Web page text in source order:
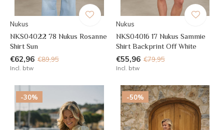
Nukus
NKS04022 78 Nukus Rosanne
Shirt Sun
€62,96 €89,95
Incl. btw
Nukus
NKS04016 17 Nukus Sammie
Shirt Backprint Off White
€55,96 €79,95
Incl. btw
-30% -50%